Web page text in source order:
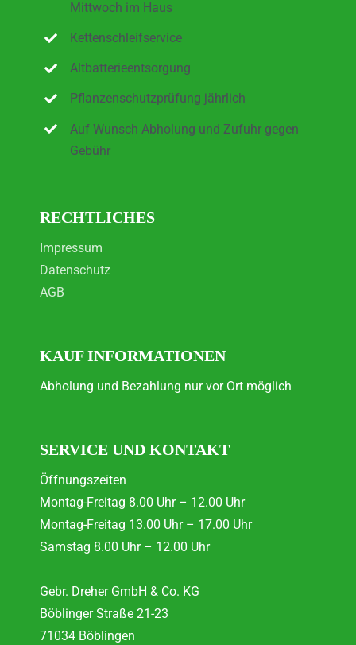
Mittwoch im Haus
Kettenschleifservice
Altbatterieentsorgung
Pflanzenschutzprüfung jährlich
Auf Wunsch Abholung und Zufuhr gegen
Gebühr
RECHTLICHES
Impressum
Datenschutz
AGB
KAUF INFORMATIONEN
Abholung und Bezahlung nur vor Ort möglich
SERVICE UND KONTAKT
Öffnungszeiten
Montag-Freitag 8.00 Uhr – 12.00 Uhr
Montag-Freitag 13.00 Uhr – 17.00 Uhr
Samstag 8.00 Uhr – 12.00 Uhr
Gebr. Dreher GmbH & Co. KG
Böblinger Straße 21-23
71034 Böblingen